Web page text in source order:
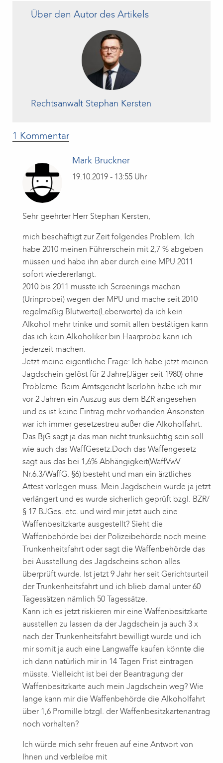
Über den Autor des Artikels
Rechtsanwalt Stephan Kersten
1 Kommentar
Mark Bruckner
19.10.2019 - 13:55 Uhr
Sehr geehrter Herr Stephan Kersten,
mich beschäftigt zur Zeit folgendes Problem. Ich
habe 2010 meinen Führerschein mit 2,7 % abgeben
müssen und habe ihn aber durch eine MPU 2011
sofort wiedererlangt.
2010 bis 2011 musste ich Screenings machen
(Urinprobei) wegen der MPU und mache seit 2010
regelmäßig Blutwerte(Leberwerte) da ich kein
Alkohol mehr trinke und somit allen bestätigen kann
das ich kein Alkoholiker bin.Haarprobe kann ich
jederzeit machen.
Jetzt meine eigentliche Frage: Ich habe jetzt meinen
Jagdschein gelöst für 2 Jahre(Jäger seit 1980) ohne
Probleme. Beim Amtsgericht Iserlohn habe ich mir
vor 2 Jahren ein Auszug aus dem BZR angesehen
und es ist keine Eintrag mehr vorhanden.Ansonsten
war ich immer gesetzestreu außer die Alkoholfahrt.
Das BjG sagt ja das man nicht trunksüchtig sein soll
wie auch das WaffGesetz.Doch das Waffengesetz
sagt aus das bei 1,6% Abhängigkeit(WaffVwV
Nr.6.3/WaffG. §6) besteht und man ein ärztliches
Attest vorlegen muss. Mein Jagdschein wurde ja jetzt
verlängert und es wurde sicherlich geprüft bzgl. BZR/
§ 17 BJGes. etc. und wird mir jetzt auch eine
Waffenbesitzkarte ausgestellt? Sieht die
Waffenbehörde bei der Polizeibehörde noch meine
Trunkenheitsfahrt oder sagt die Waffenbehörde das
bei Ausstellung des Jagdscheins schon alles
überprüft wurde. Ist jetzt 9 Jahr her seit Gerichtsurteil
der Trunkenheitsfahrt und ich blieb damal unter 60
Tagessätzen nämlich 50 Tagessätze.
Kann ich es jetzt riskieren mir eine Waffenbesitzkarte
ausstellen zu lassen da der Jagdschein ja auch 3 x
nach der Trunkenheitsfahrt bewilligt wurde und ich
mir somit ja auch eine Langwaffe kaufen könnte die
ich dann natürlich mir in 14 Tagen Frist eintragen
müsste. Vielleicht ist bei der Beantragung der
Waffenbesitzkarte auch mein Jagdschein weg? Wie
lange kann mir die Waffenbehörde die Alkoholfahrt
über 1,6 Promille btzgl. der Waffenbesitzkartenantrag
noch vorhalten?
Ich würde mich sehr freuen auf eine Antwort von
Ihnen und verbleibe mit